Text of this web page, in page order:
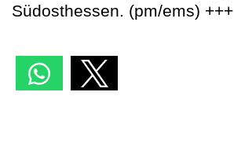
Südosthessen. (pm/ems) +++